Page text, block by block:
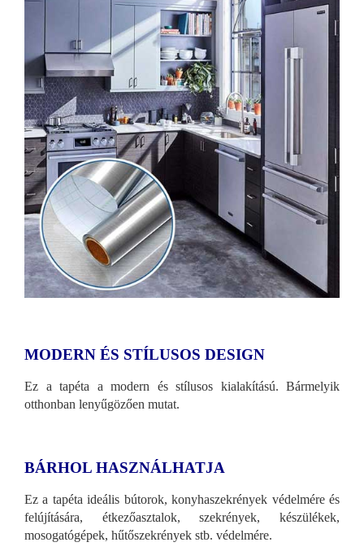
MODERN ÉS STÍLUSOS DESIGN
Ez a tapéta a modern és stílusos kialakítású. Bármelyik
otthonban lenyűgözően mutat.
BÁRHOL HASZNÁLHATJA
Ez a tapéta ideális bútorok, konyhaszekrények védelmére és
felújítására, étkezőasztalok, szekrények, készülékek,
mosogatógépek, hűtőszekrények stb. védelmére.